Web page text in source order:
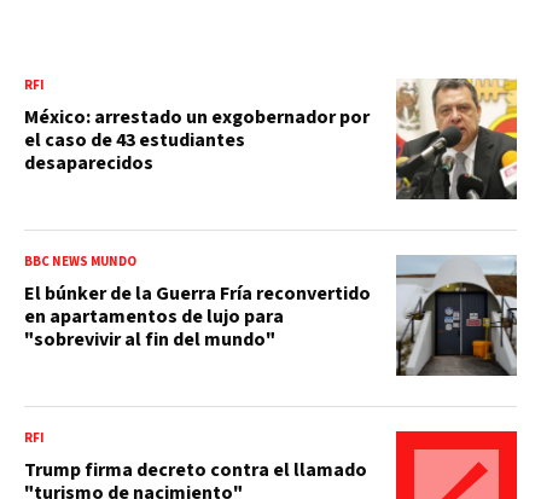
RFI
México: arrestado un exgobernador por
el caso de 43 estudiantes
desaparecidos
BBC NEWS MUNDO
El búnker de la Guerra Fría reconvertido
en apartamentos de lujo para
"sobrevivir al fin del mundo"
RFI
Trump firma decreto contra el llamado
"turismo de nacimiento"